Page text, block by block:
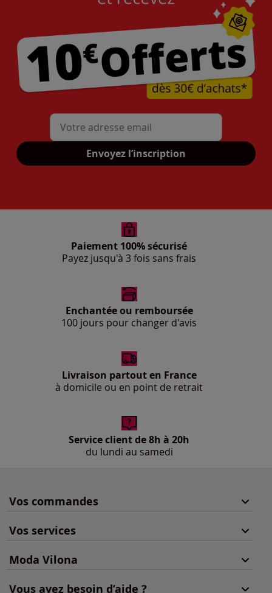
Mon adresse mail
Envoyez l’inscription
Paiement 100% sécurisé
Payez jusqu'à 3 fois sans frais
Enchantée ou remboursée
100 jours pour changer d'avis
Livraison partout en France
à domicile ou en point de retrait
Service client de 8h à 20h
du lundi au samedi
Vos commandes
Vos services
Moda Vilona
Vous avez besoin d’aide ?